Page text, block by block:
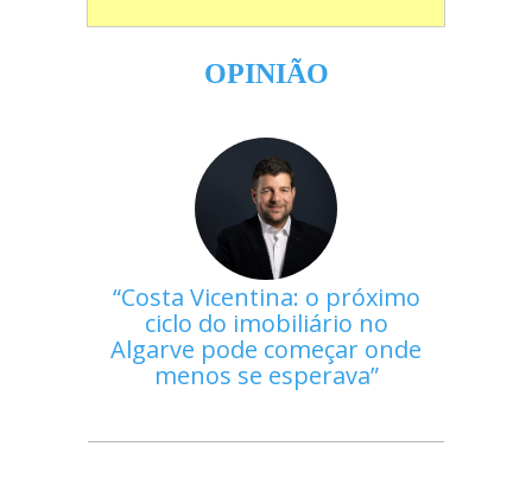
OPINIÃO
Costa Vicentina: o próximo
ciclo do imobiliário no
Algarve pode começar onde
menos se esperava